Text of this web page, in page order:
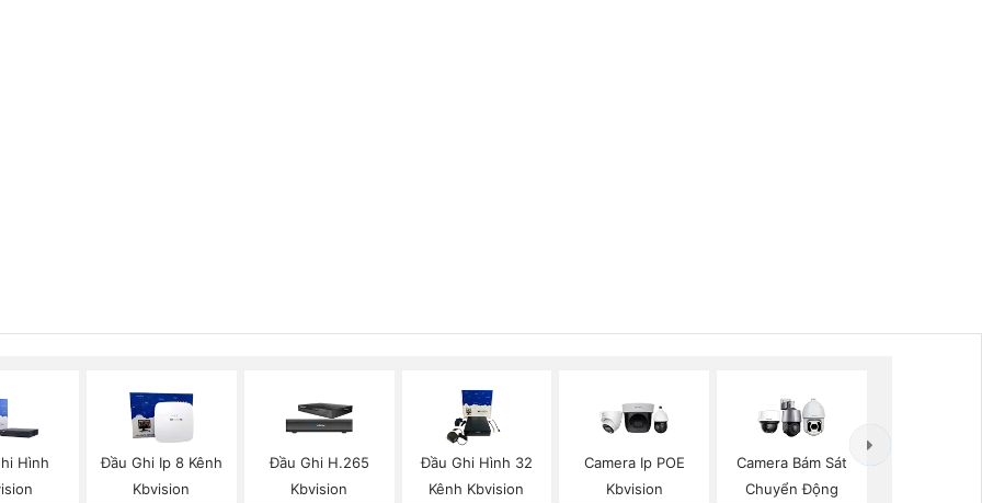
Hình
Đầu Ghi Ip 8 Kênh
Kbvision
Đầu Ghi H.265
Kbvision
Đầu Ghi Hình 32
Kênh Kbvision
Camera Ip POE
Kbvision
Camera Bám Sát
Chuyển Động